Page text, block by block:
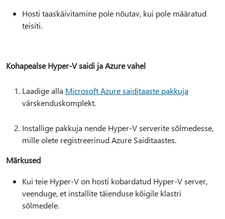
Hosti taaskäivitamine pole nõutav, kui pole määratud
teisiti.
Kohapealse Hyper-V saidi ja Azure vahel
Laadige alla Microsoft Azure saiditaaste pakkuja
värskenduskomplekt.
Installige pakkuja nende Hyper-V serverite sõlmedesse,
mille olete registreerinud Azure Saiditaastes.
Märkused
Kui teie Hyper-V on hosti kobardatud Hyper-V server,
veenduge, et installite täienduse kõigile klastri
sõlmedele.